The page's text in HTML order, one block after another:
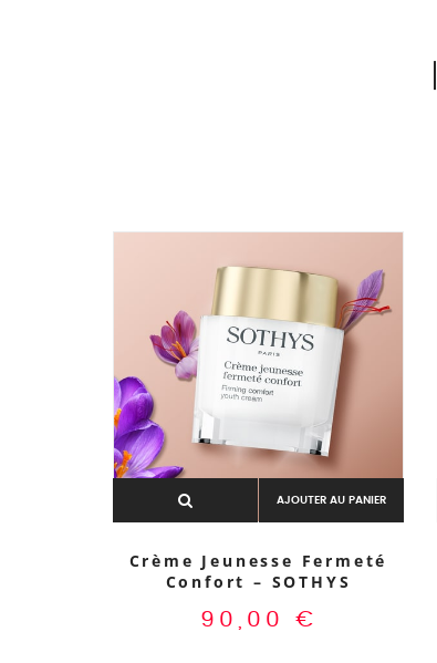
AJOUTER AU PANIER
Crème Jeunesse Fermeté
Confort – SOTHYS
90,00 €